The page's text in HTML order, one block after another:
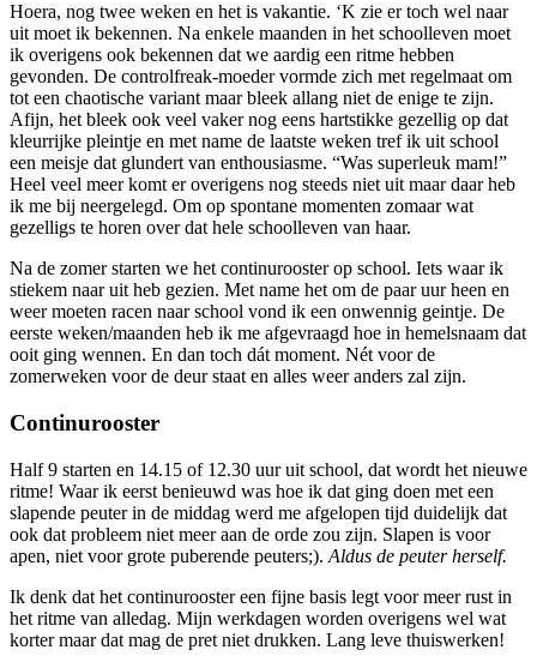
Hoera, nog twee weken en het is vakantie. ‘K zie er toch wel naar
uit moet ik bekennen. Na enkele maanden in het schoolleven moet
ik overigens ook bekennen dat we aardig een ritme hebben
gevonden. De controlfreak-moeder vormde zich met regelmaat om
tot een chaotische variant maar bleek allang niet de enige te zijn.
Afijn, het bleek ook veel vaker nog eens hartstikke gezellig op dat
kleurrijke pleintje en met name de laatste weken tref ik uit school
een meisje dat glundert van enthousiasme. “Was superleuk mam!”
Heel veel meer komt er overigens nog steeds niet uit maar daar heb
ik me bij neergelegd. Om op spontane momenten zomaar wat
gezelligs te horen over dat hele schoolleven van haar.
Na de zomer starten we het continurooster op school. Iets waar ik
stiekem naar uit heb gezien. Met name het om de paar uur heen en
weer moeten racen naar school vond ik een onwennig geintje. De
eerste weken/maanden heb ik me afgevraagd hoe in hemelsnaam dat
ooit ging wennen. En dan toch dát moment. Nét voor de
zomerweken voor de deur staat en alles weer anders zal zijn.
Continurooster
Half 9 starten en 14.15 of 12.30 uur uit school, dat wordt het nieuwe
ritme! Waar ik eerst benieuwd was hoe ik dat ging doen met een
slapende peuter in de middag werd me afgelopen tijd duidelijk dat
ook dat probleem niet meer aan de orde zou zijn. Slapen is voor
apen, niet voor grote puberende peuters;). Aldus de peuter herself.
Ik denk dat het continurooster een fijne basis legt voor meer rust in
het ritme van alledag. Mijn werkdagen worden overigens wel wat
korter maar dat mag de pret niet drukken. Lang leve thuiswerken!